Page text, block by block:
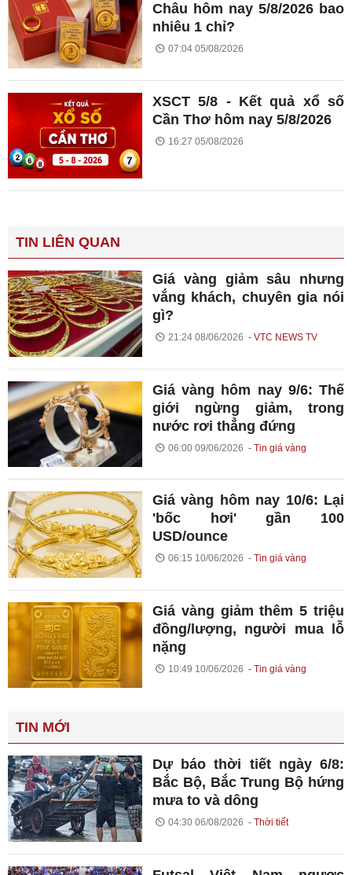
Châu hôm nay 5/8/2026 bao
nhiêu 1 chỉ?
07:04 05/08/2026
XSCT 5/8 - Kết quả xổ số
Cần Thơ hôm nay 5/8/2026
16:27 05/08/2026
TIN LIÊN QUAN
Giá vàng giảm sâu nhưng
vắng khách, chuyên gia nói
gì?
21:24 08/06/2026 VTC NEWS TV
Giá vàng hôm nay 9/6: Thế
giới ngừng giảm, trong
nước rơi thẳng đứng
06:00 09/06/2026 Tin giá vàng
Giá vàng hôm nay 10/6: Lại
'bốc hơi' gần 100
USD/ounce
06:15 10/06/2026 Tin giá vàng
Giá vàng giảm thêm 5 triệu
đồng/lượng, người mua lỗ
nặng
10:49 10/06/2026 Tin giá vàng
TIN MỚI
Dự báo thời tiết ngày 6/8:
Bắc Bộ, Bắc Trung Bộ hứng
mưa to và dông
04:30 06/08/2026 Thời tiết